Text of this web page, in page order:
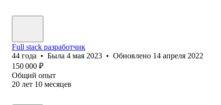
Full stack разработчик
44 года • Была 4 мая 2023 • Обновлено 14 апреля 2022
150 000 ₽
Общий опыт
20 лет 10 месяцев